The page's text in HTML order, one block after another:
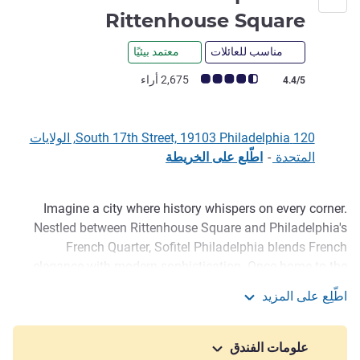
Rittenhouse Square
مناسب للعائلات معتمد بيئيًا
ملاحظة أراء العملاء (رأي ALL)
4.4/5 2,675 أراء
120 South 17th Street, 19103 Philadelphia, الولايات
المتحدة - اطّلع على الخريطة
الوصف
Imagine a city where history whispers on every corner.
Nestled between Rittenhouse Square and Philadelphia's
French Quarter, Sofitel Philadelphia blends French
Philadelphia Stock Exchange, this historic building has
been transformed into a luxurious retreat in Center City.
From refined accommodations to exquisite French-inspired
dining at Liberté Lounge, every moment is an invitation to
اطّلِع على المزيد
علومات الفندق